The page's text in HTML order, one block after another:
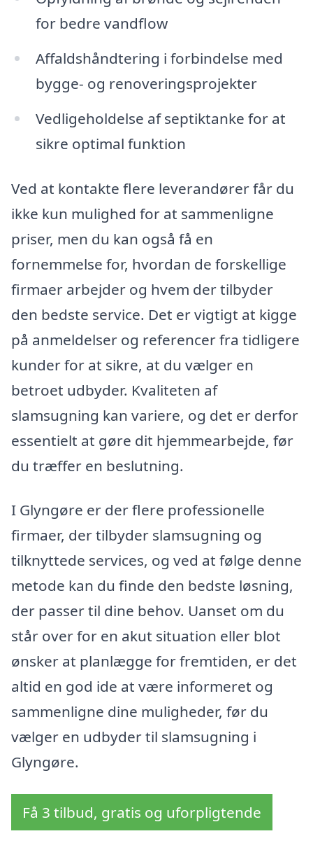
for bedre vandflow
Affaldshåndtering i forbindelse med
bygge- og renoveringsprojekter
Vedligeholdelse af septiktanke for at
sikre optimal funktion
Ved at kontakte flere leverandører får du
ikke kun mulighed for at sammenligne
priser, men du kan også få en
fornemmelse for, hvordan de forskellige
firmaer arbejder og hvem der tilbyder
den bedste service. Det er vigtigt at kigge
på anmeldelser og referencer fra tidligere
kunder for at sikre, at du vælger en
betroet udbyder. Kvaliteten af
slamsugning kan variere, og det er derfor
essentielt at gøre dit hjemmearbejde, før
du træffer en beslutning.
I Glyngøre er der flere professionelle
firmaer, der tilbyder slamsugning og
tilknyttede services, og ved at følge denne
metode kan du finde den bedste løsning,
der passer til dine behov. Uanset om du
står over for en akut situation eller blot
ønsker at planlægge for fremtiden, er det
altid en god ide at være informeret og
sammenligne dine muligheder, før du
vælger en udbyder til slamsugning i
Glyngøre.
Få 3 tilbud, gratis og uforpligtende